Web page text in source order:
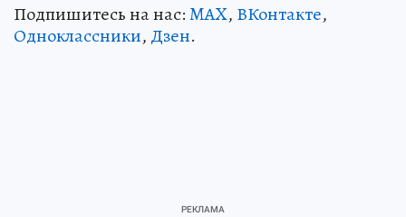
Подпишитесь на нас:MAX, ВКонтакте,
Одноклассники, Дзен.